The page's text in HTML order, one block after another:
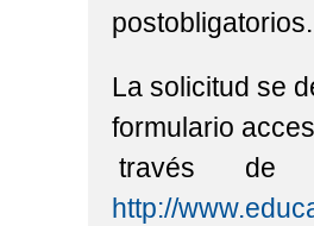
postobligatorios.
La solicitud se
formulario
través de
http://